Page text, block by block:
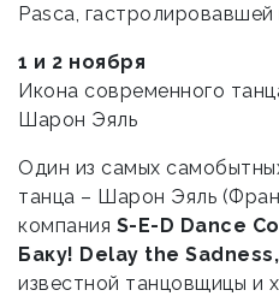
Pasca,
1 и 2 ноября
Икона современного
Шарон Эяль
Один из самых
танца – Шарон Эяль
компания S-E-D Dance
Баку! Delay the Sadness,
известной танцовщицы и